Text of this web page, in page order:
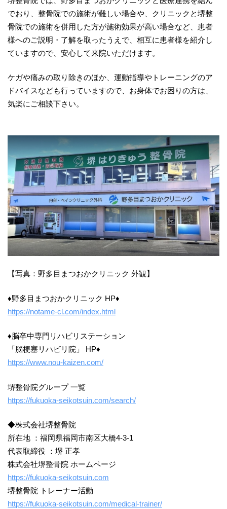
でおり、整骨院での施術が難しい場合や、クリニックと堺整
骨院での施術を併用した方が施術効果が高い場合など、患者
様へのご説明・了解を取ったうえで、相互に患者様を紹介し
ていますので、安心して来院いただけます。
ケガや痛みの取り除きのほか、運動指導やトレーニングのア
ドバイスなども行っていますので、お身体でお困りの方は、
気楽にご相談下さい。
【写真：野多目まつおかクリニック 外観】
♦野多目まつおかクリニック HP♦
https://notame-cl.com/index.html
♦脳卒中専門リハビリステーション
「脳梗塞リハビリ院」 HP♦
https://www.nou-kaizen.com/
堺整骨院グループ 一覧
https://fukuoka-seikotsuin.com/search/
◆株式会社堺整骨院
所在地 ：福岡県福岡市南区大橋4-3-1
代表取締役 ：堺 正孝
株式会社堺整骨院 ホームページ
https://fukuoka-seikotsuin.com
堺整骨院 トレーナー活動
https://fukuoka-seikotsuin.com/medical-trainer/